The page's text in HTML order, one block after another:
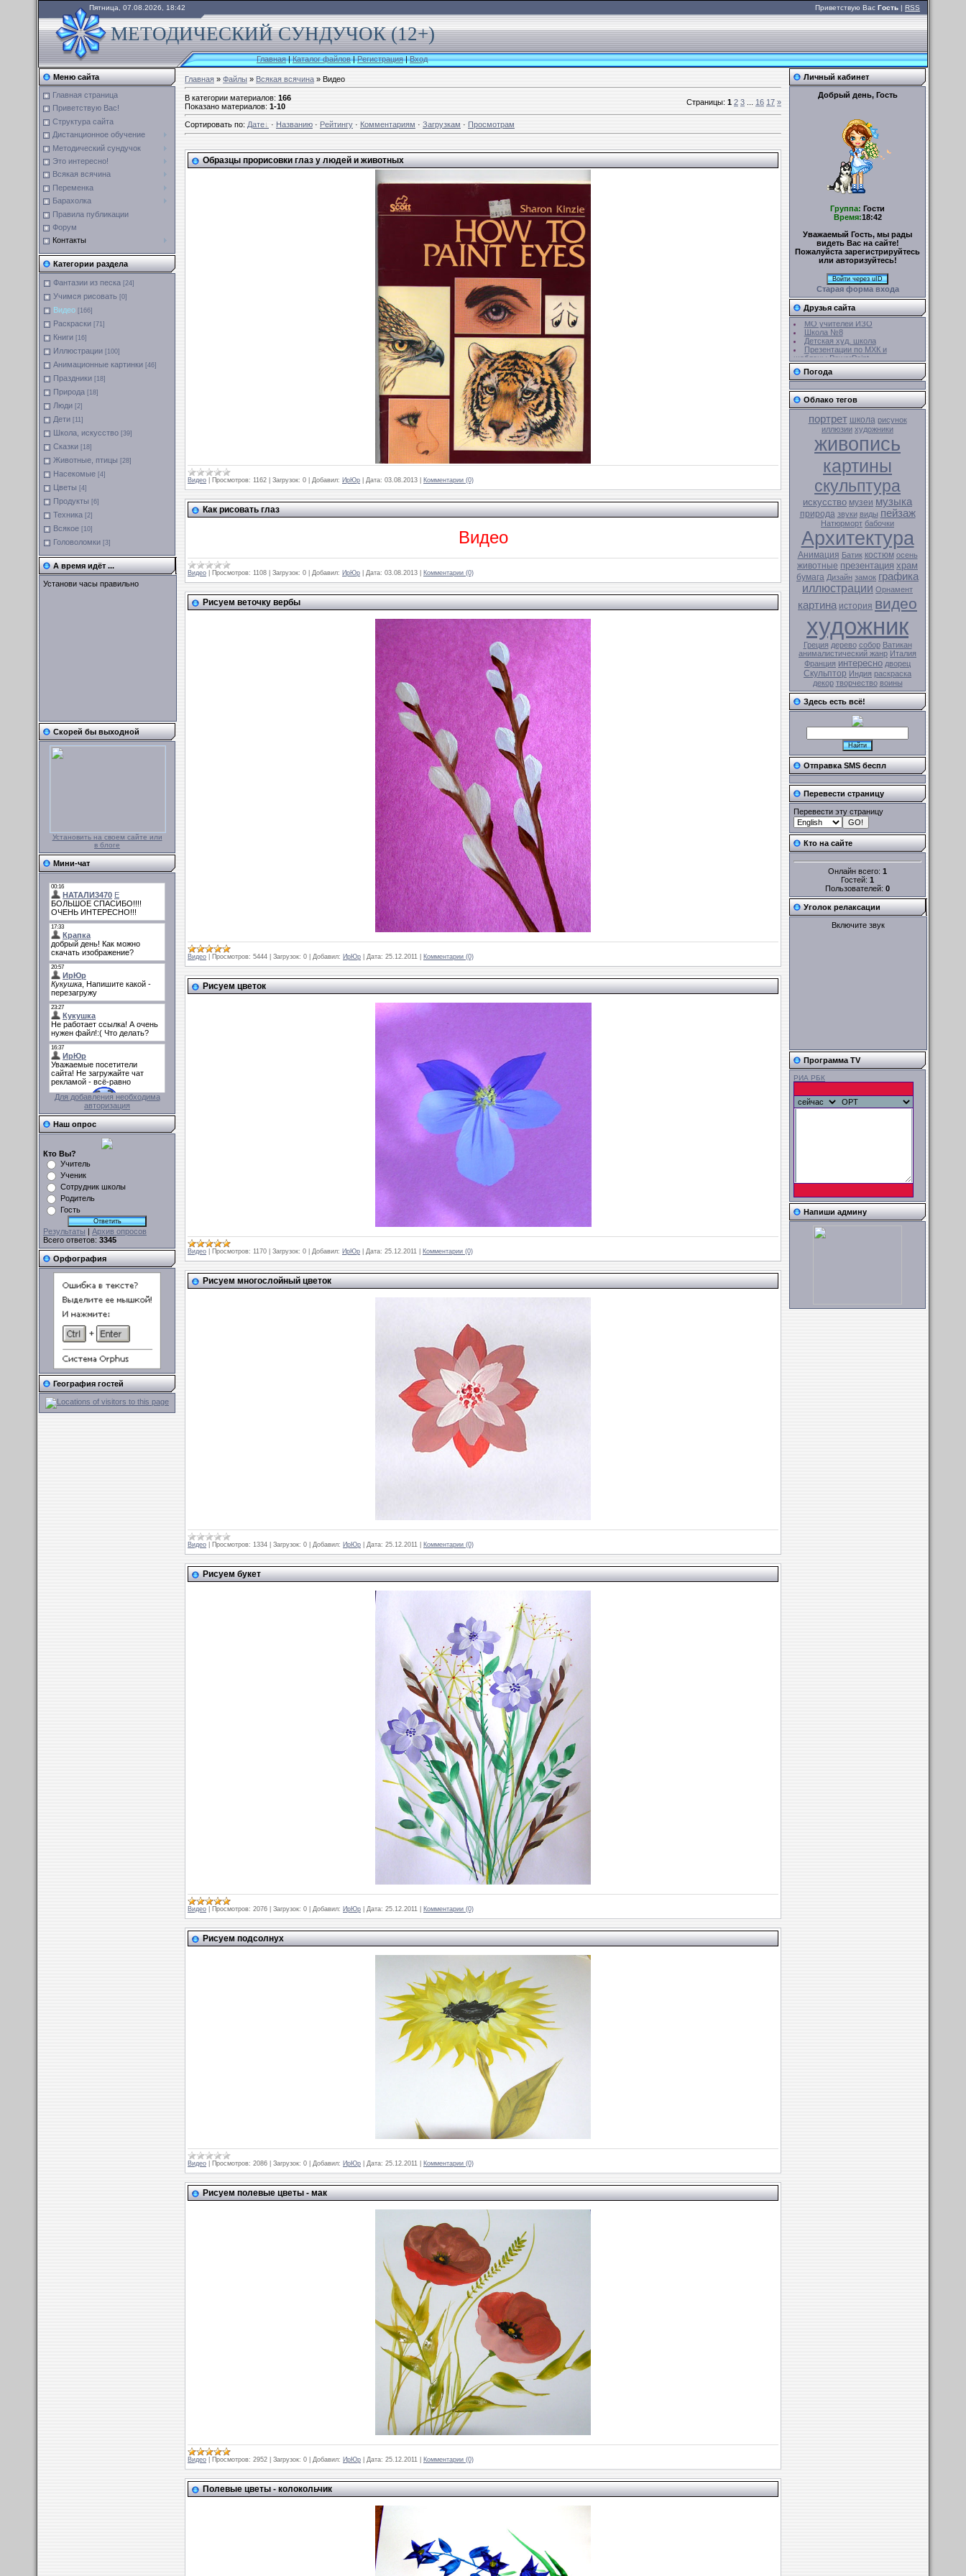
Пятница, 07.08.2026, 18:42 Приветствую Вас Гость | RSS
МЕТОДИЧЕСКИЙ СУНДУЧОК (12+)
Главная|Каталог файлов|Регистрация|Вход
Меню сайта
Главная страница
Приветствую Вас!
Структура сайта
Дистанционное обучение
Методический сундучок
Это интересно!
Всякая всячина
Переменка
Барахолка
Правила публикации
Форум
Контакты
Категории раздела
Фантазии из песка [24]
Учимся рисовать [0]
Видео [166]
Раскраски [71]
Книги [16]
Иллюстрации [100]
Анимационные картинки [46]
Праздники [18]
Природа [18]
Люди [2]
Дети [11]
Школа, искусство [39]
Сказки [18]
Животные, птицы [28]
Насекомые [4]
Цветы [4]
Продукты [6]
Техника [2]
Всякое [10]
Головоломки [3]
А время идёт ...
Установи часы правильно
Скорей бы выходной
Установить на своем сайте или
в блоге
Мини-чат
Для добавления необходима
авторизация
Наш опрос
Кто Вы?
Учитель
Ученик
Сотрудник школы
Родитель
Гость
Результаты | Архив опросов
Всего ответов: 3345
Орфография
География гостей
Главная»Файлы»Всякая всячина» Видео
В категории материалов:166
Показано материалов:1-10 Страницы:1 2 3 ... 16 17 »
Сортировать по:Дате ·Названию·Рейтингу·Комментариям·Загрузкам·Просмотрам
Образцы прорисовки глаз у людей и животных
Видео Просмотров: 1162 Загрузок: 0 Добавил: ИрЮр Дата: 03.08.2013 Комментарии (0)
Как рисовать глаз
Видео
Видео Просмотров: 1108 Загрузок: 0 Добавил: ИрЮр Дата: 03.08.2013 Комментарии (0)
Рисуем веточку вербы
Видео Просмотров: 5444 Загрузок: 0 Добавил: ИрЮр Дата: 25.12.2011 Комментарии (0)
Рисуем цветок
Видео Просмотров: 1170 Загрузок: 0 Добавил: ИрЮр Дата: 25.12.2011 Комментарии (0)
Рисуем многослойный цветок
Видео Просмотров: 1334 Загрузок: 0 Добавил: ИрЮр Дата: 25.12.2011 Комментарии (0)
Рисуем букет
Видео Просмотров: 2076 Загрузок: 0 Добавил: ИрЮр Дата: 25.12.2011 Комментарии (0)
Рисуем подсолнух
Видео Просмотров: 2086 Загрузок: 0 Добавил: ИрЮр Дата: 25.12.2011 Комментарии (0)
Рисуем полевые цветы - мак
Видео Просмотров: 2952 Загрузок: 0 Добавил: ИрЮр Дата: 25.12.2011 Комментарии (0)
Полевые цветы - колокольчик
Личный кабинет
Добрый день, Гость
Группа: Гости
Время:18:42
Уважаемый Гость, мы рады
видеть Вас на сайте!
Пожалуйста зарегистрируйтесь
или авторизуйтесь!
Войти через uID
Старая форма входа
Друзья сайта
УМЕЛЫЕ РУЧКИ – Поделки
своими руками
МО учителей ИЗО
Школа №8
Детская худ. школа
Презентации по МХК и
шаблоны PowerPoint
Сайт учителя биологии
Погода
Облако тегов
портрет школа рисунок
иллюзии художники
живопись
картины
скульптура
искусство музеи музыка
природа звуки виды пейзаж
Натюрморт бабочки
Архитектура
Анимация Батик костюм осень
животные презентация храм
бумага Дизайн замок графика
иллюстрации Орнамент
картина история видео
художник
Греция дерево собор Ватикан
анималистический жанр Италия
Франция интересно дворец
Скульптор Индия раскраска
декор творчество воины
Здесь есть всё!
Отправка SMS беспл
Перевести страницу
Перевести эту страницу
Кто на сайте
Онлайн всего: 1
Гостей: 1
Пользователей: 0
Уголок релаксации
Включите звук
Программа TV
РИА РБК
Напиши админу